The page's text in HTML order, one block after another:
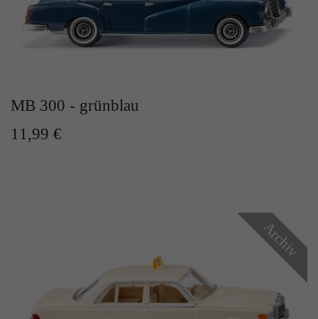
MB 300 - grünblau
11,99 €
Archiv
Zweck
Solange es gesetzt ist, werden bestimmte
Datenübertragungen unterbunden.